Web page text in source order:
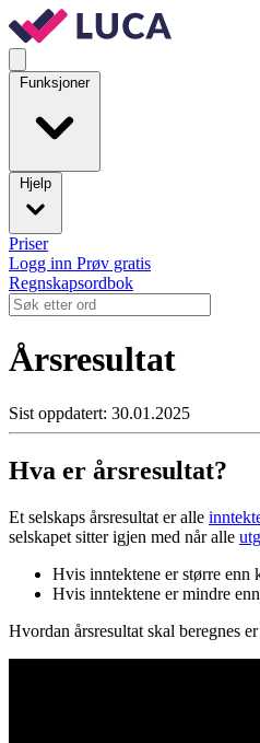
Funksjoner
Hjelp
Priser
Logg inn Prøv gratis
Regnskapsordbok
Årsresultat
Sist oppdatert: 30.01.2025
Hva er årsresultat?
Et selskaps årsresultat er alle
selskapet sitter igjen med når alle
Hvis inntektene er større enn
Hvis inntektene er mindre
Hvordan årsresultat skal beregnes